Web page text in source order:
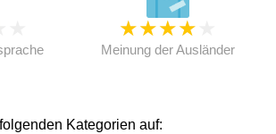
★★★★
Meinung der Ausländer
Kategorien auf: